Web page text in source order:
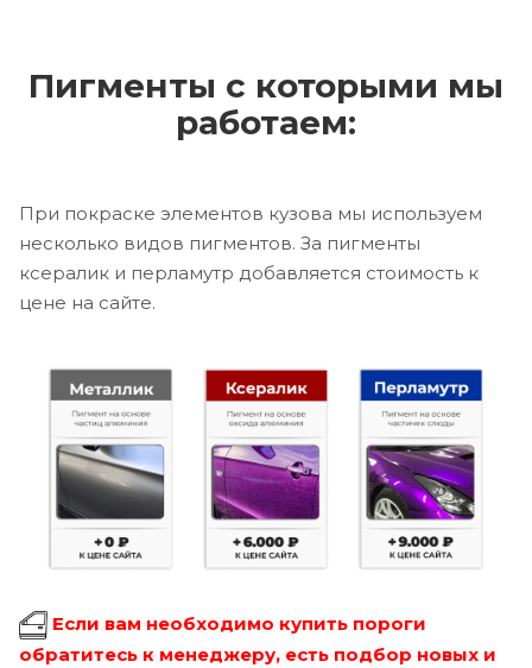
Пигменты с которыми мы
работаем:
При покраске элементов кузова мы используем
несколько видов пигментов. За пигменты
ксералик и перламутр добавляется стоимость к
цене на сайте.
Если вам необходимо купить пороги
обратитесь к менеджеру, есть подбор новых и